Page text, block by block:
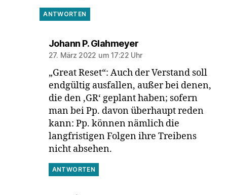
ANTWORTEN
Johann P. Glahmeyersagt:
27. März 2022 um 17:22 Uhr
„Great Reset“: Auch der Verstand soll
endgültig ausfallen, außer bei denen,
die den ‚GR‘ geplant haben; sofern
man bei Pp. davon überhaupt reden
kann: Pp. können nämlich die
langfristigen Folgen ihre Treibens
nicht absehen.
ANTWORTEN